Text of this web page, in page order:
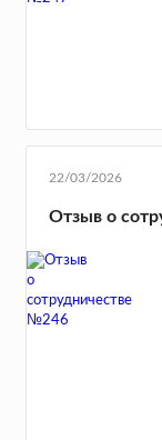
22/03/2026
Отзыв о